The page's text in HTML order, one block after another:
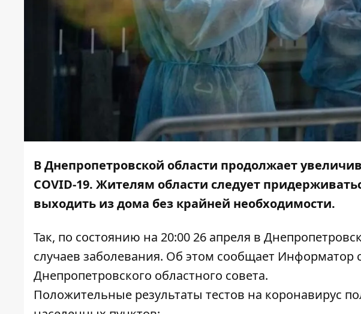
В Днепропетровской области продолжает
COVID-19. Жителям области следует
выходить из дома без крайней необходимости.
Так, по состоянию на 20:00 26 апреля в
случаев заболевания. Об этом сообщает Информатор
Днепропетровского областного совета.
Положительные результаты тестов на коронавирус